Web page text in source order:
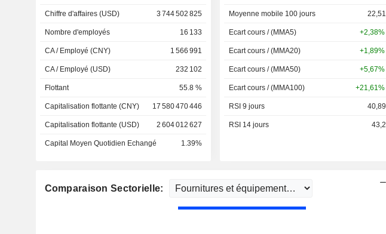
Chiffre d'affaires (USD) 3 744 502 825
Nombre d'employés 16 133
CA / Employé (CNY) 1 566 991
CA / Employé (USD) 232 102
Flottant 55.8 %
Capitalisation flottante (CNY) 17 580 470 446
Capitalisation flottante (USD) 2 604 012 627
Capital Moyen Quotidien Echangé 1.39%
Moyenne mobile 100 jours 22,51
Ecart cours / (MMA5) +2,38%
Ecart cours / (MMA20) +1,89%
Ecart cours / (MMA50) +5,67%
Ecart cours / (MMA100) +21,61%
RSI 9 jours 40,89
RSI 14 jours 43,2
Comparaison Sectorielle: